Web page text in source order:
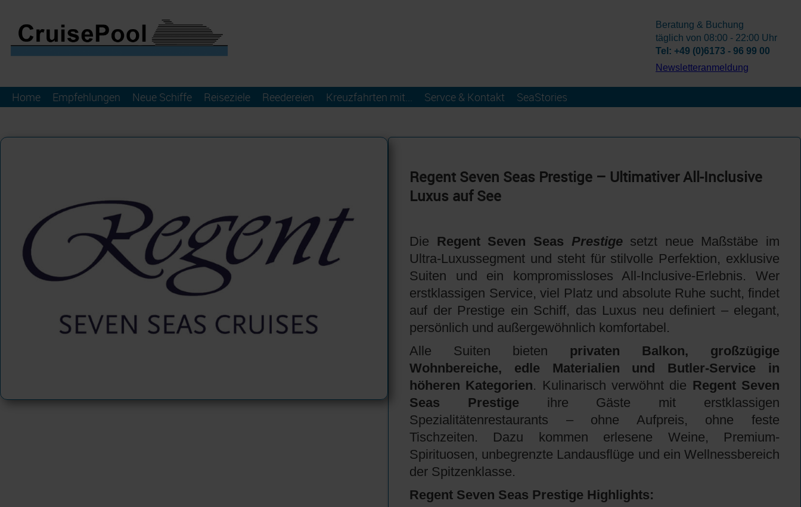
Home Empfehlungen Neue Schiffe Reiseziele Reedereien Kreuzfahrten mit... Servce & Kontakt SeaStories
Beratung & Buchung
täglich von 08:00 - 22:00 Uhr
Tel: +49 (0)6173 - 96 99 00
­Newsletteranmeldung
Regent Seven Seas Prestige – Ultimativer All-Inclusive
Luxus auf See
Die Regent Seven Seas Prestigesetzt neue Maßstäbe im
Ultra-Luxussegment und steht für stilvolle Perfektion, exklusive
Suiten und ein kompromissloses All-Inclusive-Erlebnis. Wer
erstklassigen Service, viel Platz und absolute Ruhe sucht, findet
auf der Prestige ein Schiff, das Luxus neu definiert – elegant,
persönlich und außergewöhnlich komfortabel.
Alle Suiten bieten privaten Balkon, großzügige
Wohnbereiche, edle Materialien und Butler-Service in
höheren Kategorien. Kulinarisch verwöhnt die Regent Seven
Seas Prestige ihre Gäste mit erstklassigen
Spezialitätenrestaurants – ohne Aufpreis, ohne feste
Tischzeiten. Dazu kommen erlesene Weine, Premium-
Spirituosen, unbegrenzte Landausflüge und ein Wellnessbereich
der Spitzenklasse.
Regent Seven Seas Prestige Highlights: